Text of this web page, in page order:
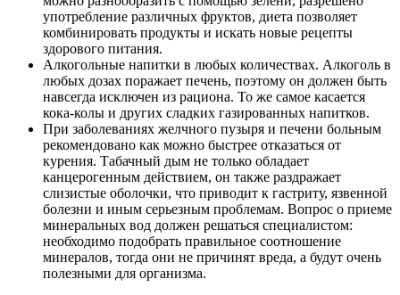
употребление различных фруктов, диета позволяет
комбинировать продукты и искать новые рецепты
здорового питания.
Алкогольные напитки в любых количествах. Алкоголь в
любых дозах поражает печень, поэтому он должен быть
навсегда исключен из рациона. То же самое касается
кока-колы и других сладких газированных напитков.
При заболеваниях желчного пузыря и печени больным
рекомендовано как можно быстрее отказаться от
курения. Табачный дым не только обладает
канцерогенным действием, он также раздражает
слизистые оболочки, что приводит к гастриту, язвенной
болезни и иным серьезным проблемам. Вопрос о приеме
минеральных вод должен решаться специалистом:
необходимо подобрать правильное соотношение
минералов, тогда они не причинят вреда, а будут очень
полезными для организма.